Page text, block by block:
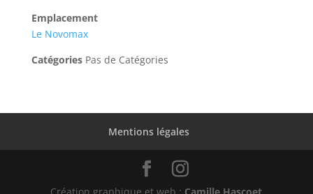
Emplacement
Le Novomax
CatégoriesPas de Catégories
Mentions légales